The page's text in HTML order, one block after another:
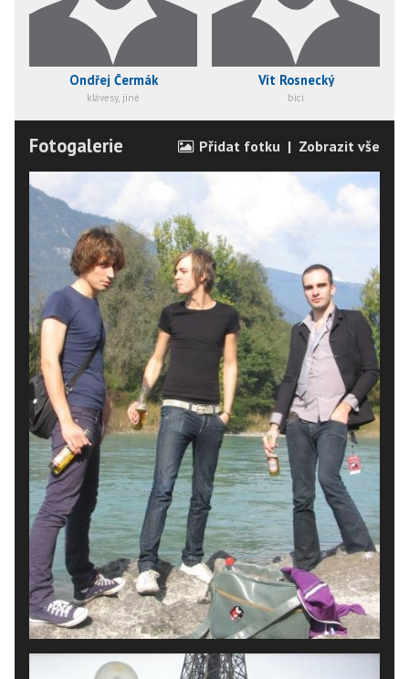
Ondřej Čermák
klávesy, jiné
Vít Rosnecký
bicí
Fotogalerie Přidat fotku | Zobrazit vše